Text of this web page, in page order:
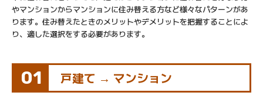
やマンションからマンションに住み替える方など様々なパターンがあ
ります。住み替えたときのメリットやデメリットを把握することによ
り、適した選択をする必要があります。
01 戸建て → マンション